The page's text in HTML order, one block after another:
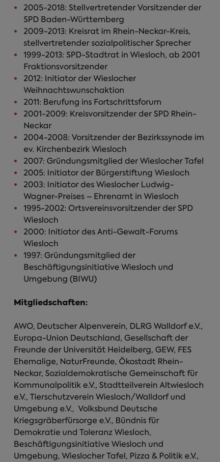
2005-2018: Stellvertretender Vorsitzender der
SPD Baden-Württemberg
2009-2013: Kreisrat im Rhein-Neckar-Kreis,
stellvertretender sozialpolitischer Sprecher
1999-2013: SPD-Stadtrat in Wiesloch, ab 2001
Fraktionsvorsitzender
2012: Initiator der Wieslocher
Weihnachtswunschaktion
2011: Berufung ins Fortschrittsforum
2001-2009: Kreisvorsitzender der SPD Rhein-
Neckar
2004-2008: Vorsitzender der Bezirkssynode im
ev. Kirchenbezirk Wiesloch
2007: Gründungsmitglied der Wieslocher Tafel
2005: Initiator der Bürgerstiftung Wiesloch
2003: Initiator des Wieslocher Ludwig-
Wagner-Preises – Ehrenamt in Wiesloch
1995-2002: Ortsvereinsvorsitzender der SPD
Wiesloch
2000: Initiator des Anti-Gewalt-Forums
Wiesloch
1997: Gründungsmitglied der
Beschäftigungsinitiative Wiesloch und
Umgebung (BIWU)
Mitgliedschaften:
AWO, Deutscher Alpenverein, DLRG Walldorf e.V.,
Europa-Union Deutschland, Gesellschaft der
Freunde der Universität Heidelberg, GEW, FES
Ehemalige, NaturFreunde, Ökostadt Rhein-
Neckar, Sozialdemokratische Gemeinschaft für
Kommunalpolitik e.V., Stadtteilverein Altwiesloch
e.V., Tierschutzverein Wiesloch/Walldorf und
Umgebung e.V., Volksbund Deutsche
Kriegsgräberfürsorge e.V., Bündnis für
Demokratie und Toleranz Wiesloch,
Beschäftigungsinitiative Wiesloch und
Umgebung, Wieslocher Tafel, Pizza & Politik e.V.,